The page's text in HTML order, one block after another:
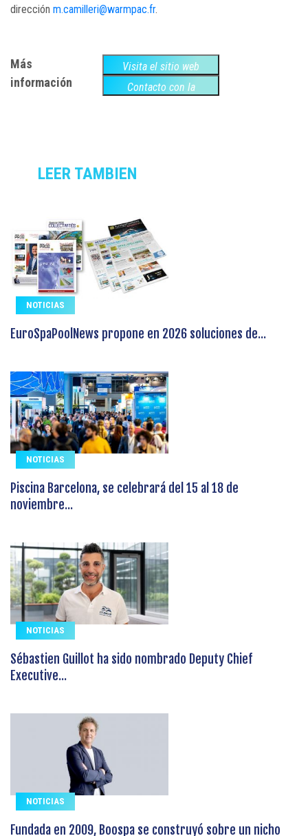
dirección m.camilleri@warmpac.fr.
Más
información
Visita el sitio web
Contacto con la
LEER TAMBIEN
NOTICIAS
EuroSpaPoolNews propone en 2026 soluciones de...
NOTICIAS
Piscina Barcelona, se celebrará del 15 al 18 de
noviembre...
NOTICIAS
Sébastien Guillot ha sido nombrado Deputy Chief
Executive...
NOTICIAS
Fundada en 2009, Boospa se construyó sobre un nicho